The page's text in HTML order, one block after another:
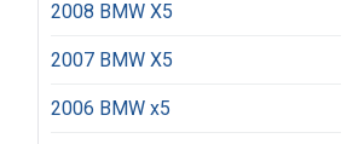
2008 BMW X5
2007 BMW X5
2006 BMW x5